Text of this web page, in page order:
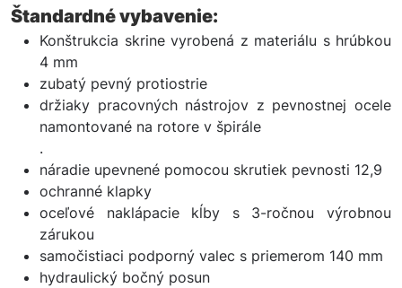
Štandardné vybavenie:
Konštrukcia skrine vyrobená z materiálu s hrúbkou
4 mm
zubatý pevný protiostrie
držiaky pracovných nástrojov z pevnostnej ocele
namontované na rotore v špirále
.
náradie upevnené pomocou skrutiek pevnosti 12,9
ochranné klapky
oceľové naklápacie kĺby s 3-ročnou výrobnou
zárukou
samočistiaci podporný valec s priemerom 140 mm
hydraulický bočný posun